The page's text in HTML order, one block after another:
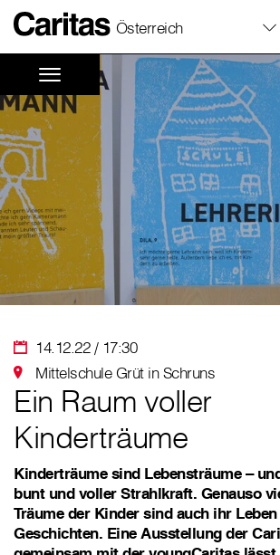
Österreich
14.12.22 / 17:30
Mittelschule Grüt in Schruns
Ein Raum voller
Kinderträume
Kinderträume sind Lebensträume –
bunt und voller Strahlkraft. Genauso
Träume der Kinder sind auch ihr
Geschichten. Eine Ausstellung der